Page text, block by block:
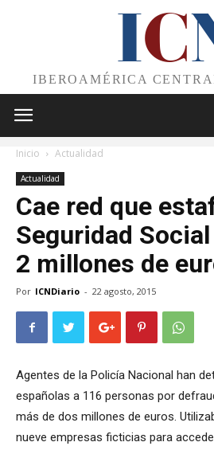
IC
IBEROAMÉRICA
Inicio Actualidad
Actualidad
Cae red que
Seguridad
2 millones de
Por ICNDiario - 22 agosto, 2015
Agentes de la Policía Nacional han
españolas a 116 personas por
más de dos millones de euros.
nueve empresas ficticias para